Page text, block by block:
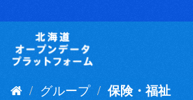
キ
グループ 保険・福祉